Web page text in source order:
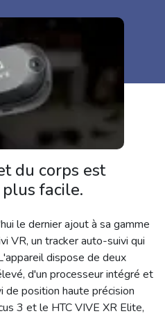
du corps est
facile.
le dernier ajout à sa gamme
VR, un tracker auto-suivi qui
dispose de deux
d'un processeur intégré et
de position haute précision
3 et le HTC VIVE XR Elite,